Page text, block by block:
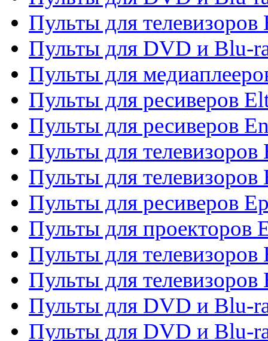
Пульты для телевизоров
Пульты для DVD и Blu-
Пульты для
Пульты для ресиверов
Пульты для ресиверов
Пульты для телевизоров
Пульты для телевизоров
Пульты для ресиверов
Пульты для проекторов
Пульты для телевизоров
Пульты для телевизоров
Пульты для DVD и Blu-
Пульты для DVD и Blu-